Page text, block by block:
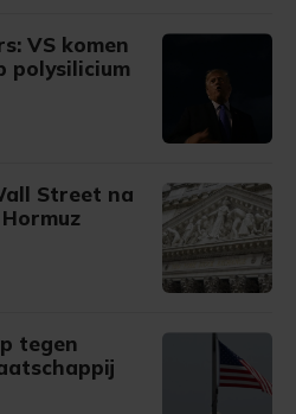
VS komen
polysilicium
Street na
tegen